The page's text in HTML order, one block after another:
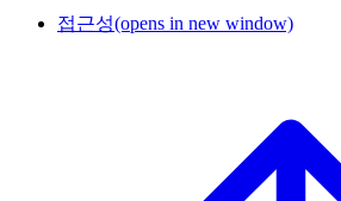
접근성(opens in new window)